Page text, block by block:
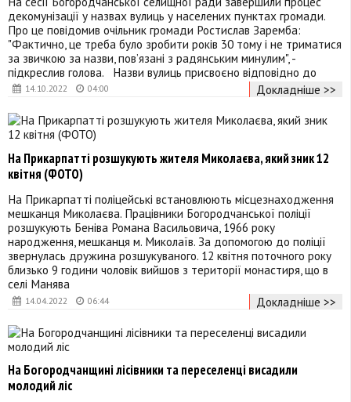
14.10.2022 04:00
декомунізації у назвах вулиць у населених пунктах громади.
Про це повідомив очільник громади Ростислав Заремба:
"Фактично, це треба було зробити років 30 тому і не триматися
за звичкою за назви, пов’язані з радянським минулим", -
підкреслив голова. Назви вулиць присвоєно відповідно до
Докладніше >>
14.04.2022 06:44
На Прикарпатті розшукують жителя Миколаєва, який зник 12
квітня (ФОТО)
На Прикарпатті поліцейські встановлюють місцезнаходження
мешканця Миколаєва. Працівники Богородчанської поліції
розшукують Беніва Романа Васильовича, 1966 року
народження, мешканця м. Миколаїв. За допомогою до поліції
звернулась дружина розшукуваного. 12 квітня поточного року
близько 9 години чоловік вийшов з території монастиря, що в
селі Манява
Докладніше >>
На Богородчанщині лісівники та переселенці висадили
молодий ліс